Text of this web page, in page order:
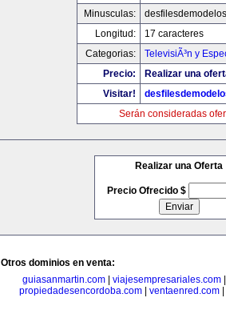
Minusculas:
Longitud:
17 caracteres
Categorias:
TelevisiÃ³n y
Precio:
Realizar una
Visitar!
Serán consideradas
Realizar una Oferta
Precio Ofrecido $
Otros dominios en venta:
guiasanmartin.com| viajesempresariales.com
propiedadesencordoba.com
ventaenred.com